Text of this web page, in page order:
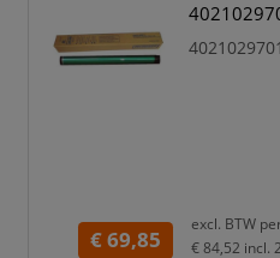
€ 69,85
excl. BTW
€ 84,52 incl.